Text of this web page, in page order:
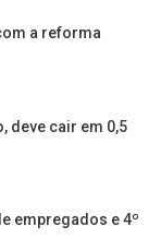
a reforma
deve cair em 0,5
empregados e 4º